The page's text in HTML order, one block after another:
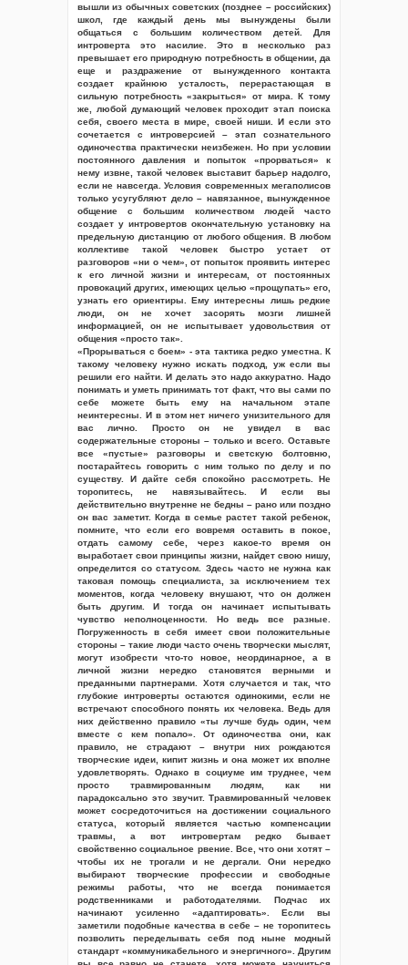
вышли из обычных советских (позднее – российских)
школ, где каждый день мы вынуждены были
общаться с большим количеством детей. Для
интроверта это насилие. Это в несколько раз
превышает его природную потребность в общении, да
еще и раздражение от вынужденного контакта
создает крайнюю усталость, перерастающая в
сильную потребность «закрыться» от мира. К тому
же, любой думающий человек проходит этап поиска
себя, своего места в мире, своей ниши. И если это
сочетается с интроверсией – этап сознательного
одиночества практически неизбежен. Но при условии
постоянного давления и попыток «прорваться» к
нему извне, такой человек выставит барьер надолго,
если не навсегда. Условия современных мегаполисов
только усугубляют дело – навязанное, вынужденное
общение с большим количеством людей часто
создает у интровертов окончательную установку на
предельную дистанцию от любого общения. В любом
коллективе такой человек быстро устает от
разговоров «ни о чем», от попыток проявить интерес
к его личной жизни и интересам, от постоянных
провокаций других, имеющих целью «прощупать» его,
узнать его ориентиры. Ему интересны лишь редкие
люди, он не хочет засорять мозги лишней
информацией, он не испытывает удовольствия от
общения «просто так».
«Прорываться с боем» - эта тактика редко уместна. К
такому человеку нужно искать подход, уж если вы
решили его найти. И делать это надо аккуратно. Надо
понимать и уметь принимать тот факт, что вы сами по
себе можете быть ему на начальном этапе
неинтересны. И в этом нет ничего унизительного для
вас лично. Просто он не увидел в вас
содержательные стороны – только и всего. Оставьте
все «пустые» разговоры и светскую болтовню,
постарайтесь говорить с ним только по делу и по
существу. И дайте себя спокойно рассмотреть. Не
торопитесь, не навязывайтесь. И если вы
действительно внутренне не бедны – рано или поздно
он вас заметит. Когда в семье растет такой ребенок,
помните, что если его вовремя оставить в покое,
отдать самому себе, через какое-то время он
выработает свои принципы жизни, найдет свою нишу,
определится со статусом. Здесь часто не нужна как
таковая помощь специалиста, за исключением тех
моментов, когда человеку внушают, что он должен
быть другим. И тогда он начинает испытывать
чувство неполноценности. Но ведь все разные.
Погруженность в себя имеет свои положительные
стороны – такие люди часто очень творчески мыслят,
могут изобрести что-то новое, неординарное, а в
личной жизни нередко становятся верными и
преданными партнерами. Хотя случается и так, что
глубокие интроверты остаются одинокими, если не
встречают способного понять их человека. Ведь для
них действенно правило «ты лучше будь один, чем
вместе с кем попало». От одиночества они, как
правило, не страдают – внутри них рождаются
творческие идеи, кипит жизнь и она может их вполне
удовлетворять. Однако в социуме им труднее, чем
просто травмированным людям, как ни
парадоксально это звучит. Травмированный человек
может сосредоточиться на достижении социального
статуса, который является частью компенсации
травмы, а вот интровертам редко бывает
свойственно социальное рвение. Все, что они хотят –
чтобы их не трогали и не дергали. Они нередко
выбирают творческие профессии и свободные
режимы работы, что не всегда понимается
родственниками и работодателями. Подчас их
начинают усиленно «адаптировать». Если вы
заметили подобные качества в себе – не торопитесь
позволить переделывать себя под ныне модный
стандарт «коммуникабельного и энергичного». Другим